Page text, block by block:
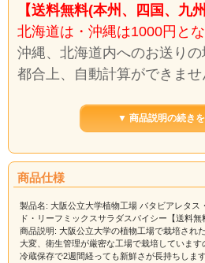
【送料無料(本州、四国、九州
北海道は・沖縄は1000円とな
沖縄、北海道内へのお送り
都合上、自動計算ができま
ご迷惑をおかけいたします
【大阪公立大学植物工場直送
● バタビアレタスはフランス
です。
レタス本来の甘みがあり、
▼ 商品説明の続き
商品仕様
製品名: 大阪公立大学植物工場 バタビアレタス
ド・リーフミックスサラダスパイシー【送料無
商品説明: 大阪公立大学の植物工場で栽培され
大変、衛生管理が厳密な工場で栽培しています
冷蔵保存で2週間経っても新鮮さが長持ちします